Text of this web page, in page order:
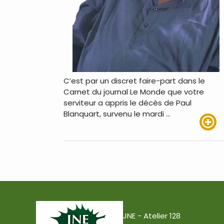
C’est par un discret faire-part dans le
Carnet du journal Le Monde que votre
serviteur a appris le décès de Paul
Blanquart, survenu le mardi …
JNE - Atelier 128